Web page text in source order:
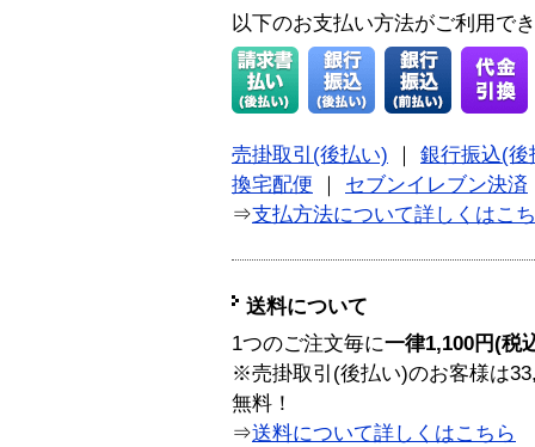
以下のお支払い方法がご利用で
売掛取引(後払い)
銀行振込(後
換宅配便
セブンイレブン決済
⇒支払方法について詳しくはこ
送料について
1つのご注文毎に一律1,100円(税
※売掛取引(後払い)のお客様は
無料！
⇒送料について詳しくはこちら